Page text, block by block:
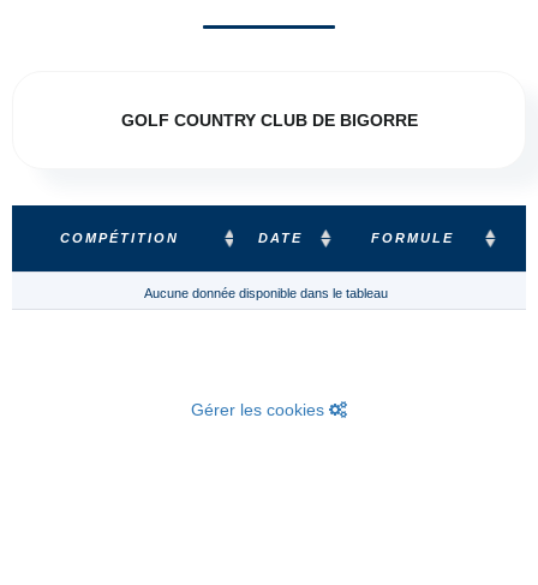
GOLF COUNTRY CLUB DE BIGORRE
COMPÉTITION DATE FORMULE
Aucune donnée disponible dans le tableau
Gérer les cookies